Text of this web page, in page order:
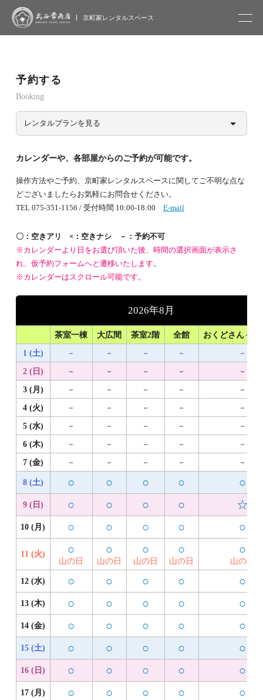
大西常商店
京町家レンタルスペース
予約する
Booking
レンタルプランを見る
カレンダーや、各部屋からのご予約が可能です。
操作方法やご予約、京町家レンタルスペースに関してご不明な点な
どございましたらお気軽にお問合せください。
TEL 075-351-1156 / 受付時間 10:00-18:00 E-mail
〇：空きアリ ×：空きナシ －：予約不可
※カレンダーより日をお選び頂いた後、時間の選択画面が表示さ
れ、仮予約フォームへと遷移いたします。
※カレンダーはスクロール可能です。
2026年8月
茶室一棟 大広間 茶室2階 全館
おくどさん＋1
1 (土)
－ － － －
－
2 (日)
－ － － －
－
3 (月)
－ － － －
－
4 (火)
－ － － －
－
5 (水)
－ － － －
－
6 (木)
－ － － －
－
7 (金)
－ － － － －
8 (土) ○ ○ ○ ○ ○
9 (日) ○ ○ ○ ○ ☆
10 (月) ○ ○ ○ ○ ○
11 (火) ○
山の日
○
山の日
○
山の日
○
山の日
○
山の日
12 (水) ○ ○ ○ ○ ○
13 (木) ○ ○ ○ ○ ○
14 (金) ○ ○ ○ ○ ○
15 (土) ○ ○ ○ ○ ○
16 (日) ○ ○ ○ ○ ○
17 (月) ○ ○ ○ ○ ○